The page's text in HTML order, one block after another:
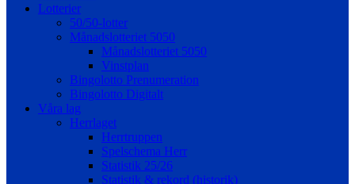
Lotterier
50/50-lotter
Månadslotteriet 5050
Månadslotteriet 5050
Vinstplan
Bingolotto Prenumeration
Bingolotto Digitalt
Våra lag
Herrlaget
Herrtruppen
Spelschema Herr
Statistik 25/26
Statistik & rekord (historik)